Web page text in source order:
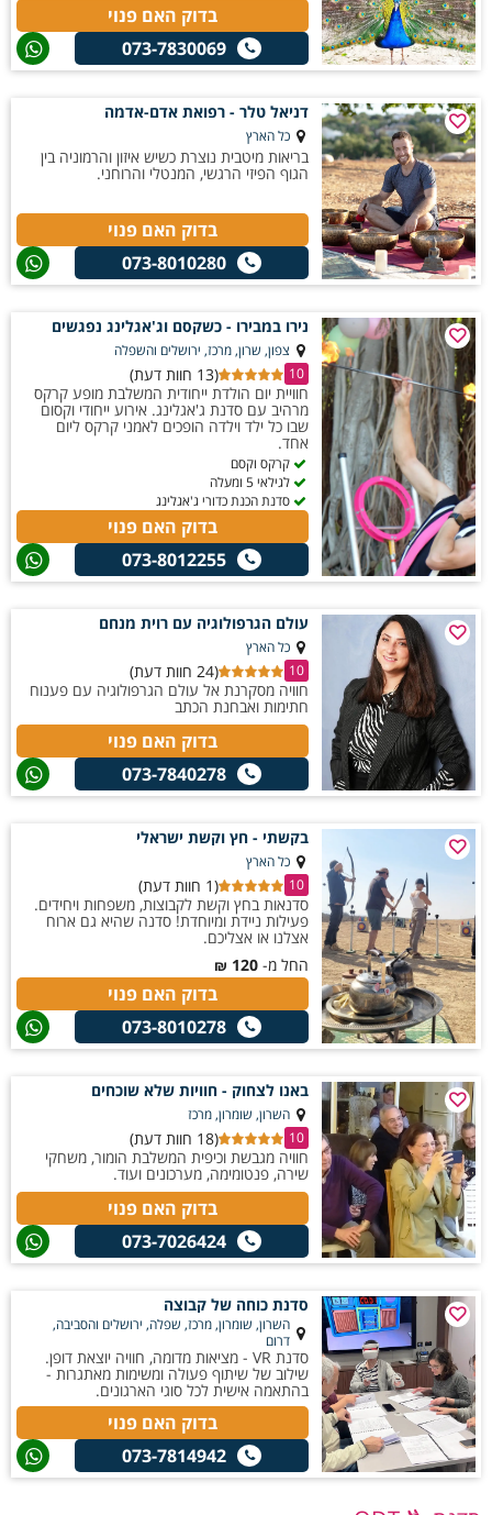
בדוק האם פנוי
073-7830069
דניאל טלר - רפואת אדם-אדמה
כל הארץ
בריאות מיטבית נוצרת כשיש איזון והרמוניה בין
הגוף הפיזי הרגשי, המנטלי והרוחני.
בדוק האם פנוי
073-8010280
נירו במבירו - כשקסם וג'אגלינג נפגשים
צפון, שרון, מרכז, ירושלים והשפלה
10
(13 חוות דעת)
חוויית יום הולדת ייחודית המשלבת מופע קרקס
מרהיב עם סדנת ג'אגלינג. אירוע ייחודי וקסום
שבו כל ילד וילדה הופכים לאמני קרקס ליום
אחד.
קרקס וקסם
לגילאי 5 ומעלה
סדנת הכנת כדורי ג'אגלינג
בדוק האם פנוי
073-8012255
עולם הגרפולוגיה עם רוית מנחם
כל הארץ
10
(24 חוות דעת)
חוויה מסקרנת אל עולם הגרפולוגיה עם פענוח
חתימות ואבחנת הכתב
בדוק האם פנוי
073-7840278
בקשתי - חץ וקשת ישראלי
כל הארץ
10
(1 חוות דעת)
סדנאות בחץ וקשת לקבוצות, משפחות ויחידים.
פעילות ניידת ומיוחדת! סדנה שהיא גם ארוח
אצלנו או אצליכם.
החל מ- 120
₪
בדוק האם פנוי
073-8010278
באנו לצחוק - חוויות שלא שוכחים
השרון, שומרון, מרכז
10
(18 חוות דעת)
חוויה מגבשת וכיפית המשלבת הומור, משחקי
שירה, פנטומימה, מערכונים ועוד.
בדוק האם פנוי
073-7026424
סדנת כוחה של קבוצה
השרון, שומרון, מרכז, שפלה, ירושלים והסביבה,
דרום
סדנת VR - מציאות מדומה, חוויה יוצאת דופן.
שילוב של שיתוף פעולה ומשימות מאתגרות -
בהתאמה אישית לכל סוגי הארגונים.
בדוק האם פנוי
073-7814942